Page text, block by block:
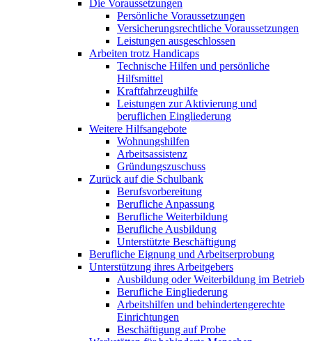
Die Voraussetzungen
Persönliche Voraussetzungen
Versicherungsrechtliche Voraussetzungen
Leistungen ausgeschlossen
Arbeiten trotz Handicaps
Technische Hilfen und persönliche
Hilfsmittel
Kraftfahrzeughilfe
Leistungen zur Aktivierung und
beruflichen Eingliederung
Weitere Hilfsangebote
Wohnungshilfen
Arbeitsassistenz
Gründungszuschuss
Zurück auf die Schulbank
Berufsvorbereitung
Berufliche Anpassung
Berufliche Weiterbildung
Berufliche Ausbildung
Unterstützte Beschäftigung
Berufliche Eignung und Arbeitserprobung
Unterstützung ihres Arbeitgebers
Ausbildung oder Weiterbildung im Betrieb
Berufliche Eingliederung
Arbeitshilfen und behindertengerechte
Einrichtungen
Beschäftigung auf Probe